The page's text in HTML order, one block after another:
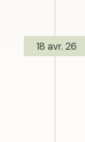
18 avr. 26